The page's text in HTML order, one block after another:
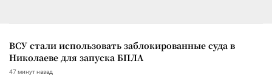
ВСУ стали использовать заблокированные суда в
Николаеве для запуска БПЛА
47 минут назад